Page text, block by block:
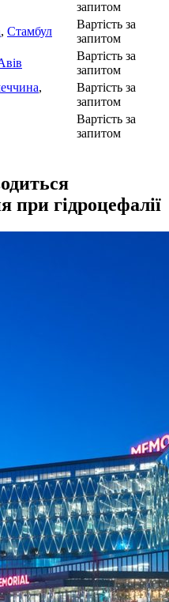
запитом
, Стамбул
Вартість за
запитом
Вартість за
запитом
,
Вартість за
запитом
Вартість за
запитом
при гідроцефалії